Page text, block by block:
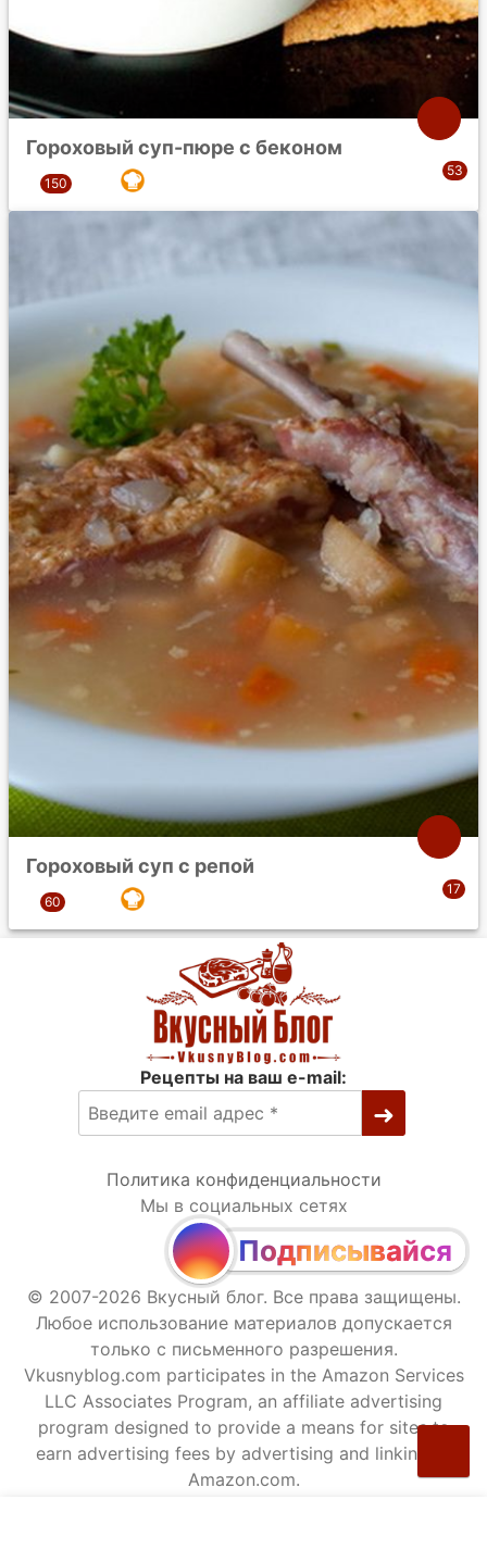
Гороховый суп-пюре с беконом
Гороховый суп с репой
Рецепты на ваш e-mail:
Политика конфиденциальности
Мы в социальных сетях
Подписывайся
© 2007-2026 Вкусный блог. Все права защищены.
Любое использование материалов допускается
только с письменного разрешения.
Vkusnyblog.com participates in the Amazon Services
LLC Associates Program, an affiliate advertising
program designed to provide a means for sites to
earn advertising fees by advertising and linking to
Amazon.com.